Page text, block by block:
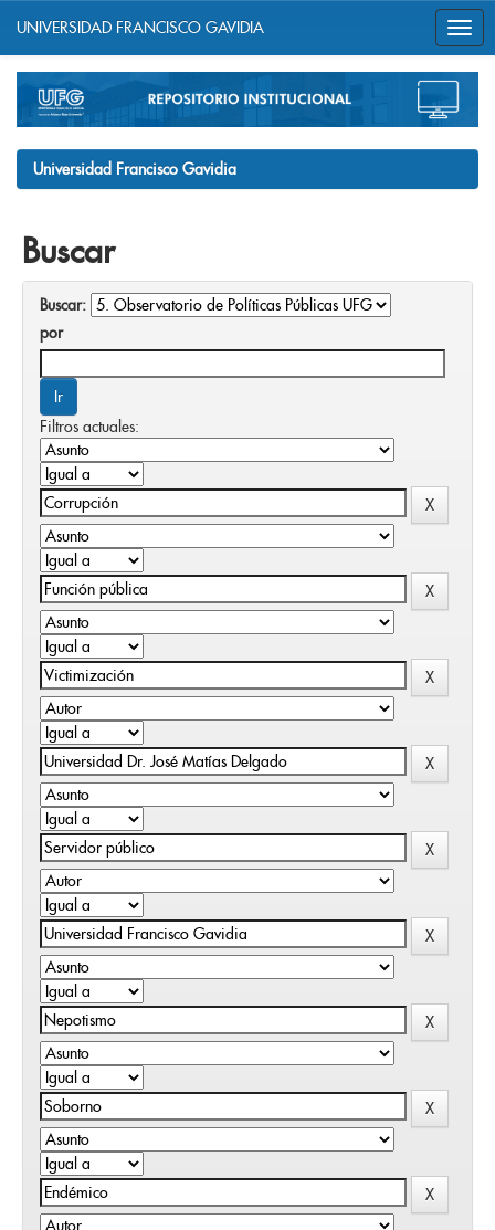
navigation
UNIVERSIDAD FRANCISCO GAVIDIA
Universidad Francisco Gavidia
Buscar
Buscar:
por
Filtros actuales: